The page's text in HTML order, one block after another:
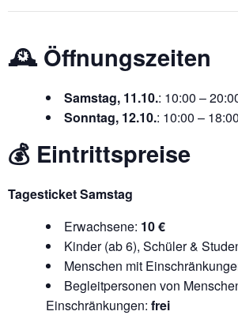
🕰️ Öffnungszeiten
Samstag, 11.10.: 10:00 –
Sonntag, 12.10.: 10:00 –
💰 Eintrittspreise
Tagesticket Samstag
Erwachsene: 10 €
Kinder (ab 6), Schüler &
Menschen mit
Begleitpersonen von
Einschränkungen: frei